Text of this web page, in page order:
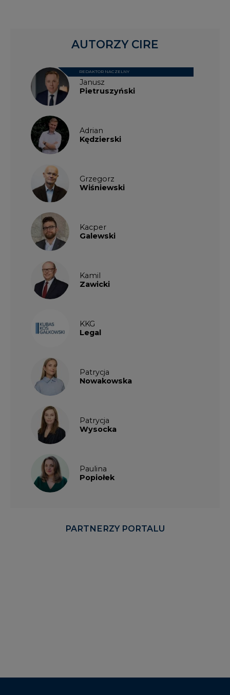
Janusz
Pietruszyński
REDAKTOR NACZELNY
Adrian
Kędzierski
Grzegorz
Wiśniewski
Kacper
Galewski
Kamil
Zawicki
KKG
Legal
Patrycja
Nowakowska
Patrycja
Wysocka
Paulina
Popiołek
AUTORZY CIRE
PARTNERZY PORTALU